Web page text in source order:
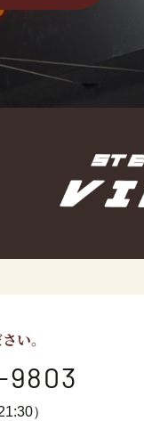
い。
9803
）